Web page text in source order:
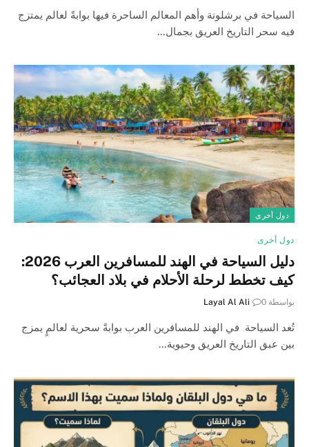
السياحة في برشلونة وأهم المعالم الساحرة فيها بوابةً لعالم يمتزج
فيه سحر التاريخ العريق بجمال…
دول أخرى
دول أخرى
دليل السياحة في الهند للمسافرين العرب 2026:
كيف تخطط لرحلة الأحلام في بلاد العجائب؟
بواسطة Layal Al Ali 0
تُعد السياحة في الهند للمسافرين العرب بوابةً سحرية لعالمٍ يمزج
بين عبق التاريخ العريق وحيوية…